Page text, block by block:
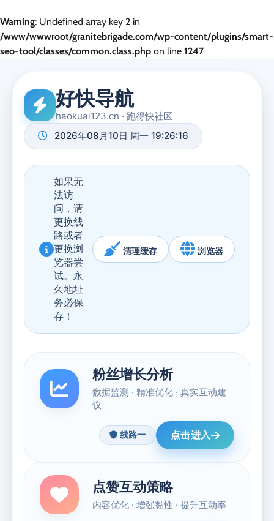
Warning: Undefined array key 2 in
/www/wwwroot/granitebrigade.com/wp-content/plugins/smart-
seo-tool/classes/common.class.php on line 1247